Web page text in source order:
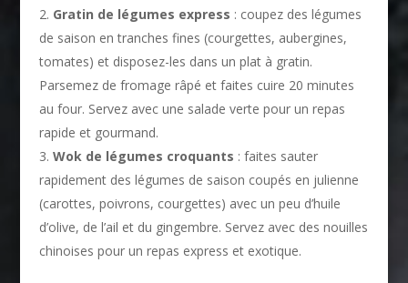
Gratin de légumes express : coupez des légumes
de saison en tranches fines (courgettes, aubergines,
tomates) et disposez-les dans un plat à gratin.
Parsemez de fromage râpé et faites cuire 20 minutes
au four. Servez avec une salade verte pour un repas
rapide et gourmand.
Wok de légumes croquants : faites sauter
rapidement des légumes de saison coupés en julienne
(carottes, poivrons, courgettes) avec un peu d’huile
d’olive, de l’ail et du gingembre. Servez avec des nouilles
chinoises pour un repas express et exotique.